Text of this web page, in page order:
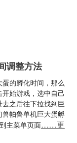
调整方法
的孵化时间，那么
始游戏，选中自己
之后往下拉找到巨
帕鲁单机巨大蛋孵
主菜单页面……更